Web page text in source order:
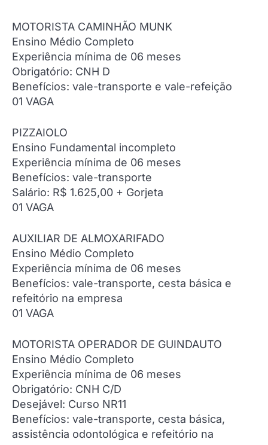
MOTORISTA CAMINHÃO MUNK
Ensino Médio Completo
Experiência mínima de 06 meses
Obrigatório: CNH D
Benefícios: vale-transporte e vale-refeição
01 VAGA
PIZZAIOLO
Ensino Fundamental incompleto
Experiência mínima de 06 meses
Benefícios: vale-transporte
Salário: R$ 1.625,00 + Gorjeta
01 VAGA
AUXILIAR DE ALMOXARIFADO
Ensino Médio Completo
Experiência mínima de 06 meses
Benefícios: vale-transporte, cesta básica e
refeitório na empresa
01 VAGA
MOTORISTA OPERADOR DE GUINDAUTO
Ensino Médio Completo
Experiência mínima de 06 meses
Obrigatório: CNH C/D
Desejável: Curso NR11
Benefícios: vale-transporte, cesta básica,
assistência odontológica e refeitório na